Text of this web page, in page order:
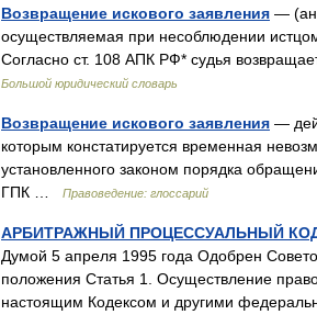
Возвращение искового заявления —
осуществляемая при несоблюдении
Согласно ст. 108 АПК РФ* судья
Большой юридический словарь
Возвращение искового заявления —
которым констатируется временная
установленного законом порядка
ГПК …
Правоведение: глоссарий
АРБИТРАЖНЫЙ ПРОЦЕССУАЛЬНЫЙ
Думой 5 апреля 1995 года Одобрен
положения Статья 1. Осуществление
настоящим Кодексом и другими